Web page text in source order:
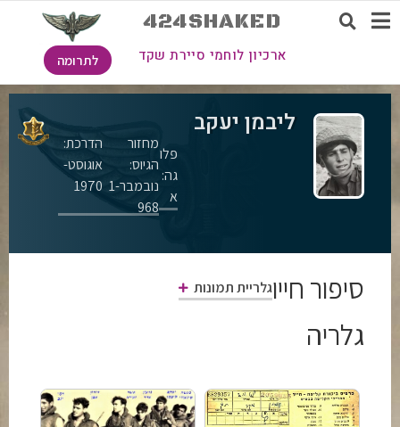
424SHAKED
ארכיון לוחמי סיירת שקד לתרומה
ליבמן יעקב
פלו
גה:
א
מחזור
הגיוס:
נובמבר-1
968
הדרכת:
אוגוסט-
1970
סיפור חייוגלריית תמונות
גלריה